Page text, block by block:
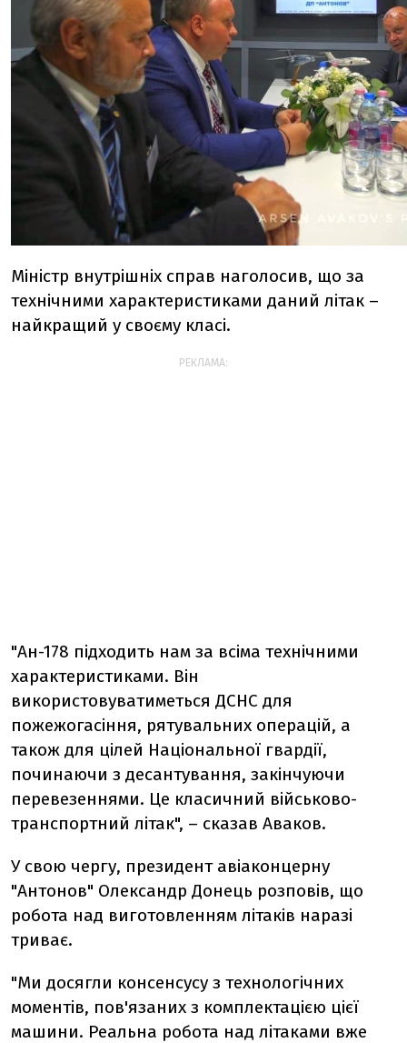
Міністр внутрішніх справ наголосив, що за
технічними характеристиками даний літак –
найкращий у своєму класі.
РЕКЛАМА:
"Ан-178 підходить нам за всіма технічними
характеристиками. Він
використовуватиметься ДСНС для
пожежогасіння, рятувальних операцій, а
також для цілей Національної гвардії,
починаючи з десантування, закінчуючи
перевезеннями. Це класичний військово-
транспортний літак", – сказав Аваков.
У свою чергу, президент авіаконцерну
"Антонов" Олександр Донець розповів, що
робота над виготовленням літаків наразі
триває.
"Ми досягли консенсусу з технологічних
моментів, пов'язаних з комплектацією цієї
машини. Реальна робота над літаками вже